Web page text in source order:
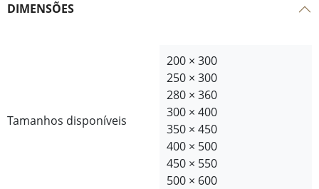
DIMENSÕES
Tamanhos disponíveis
200 × 300
250 × 300
280 × 360
300 × 400
350 × 450
400 × 500
450 × 550
500 × 600